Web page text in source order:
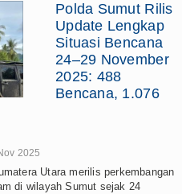
Polda Sumut Rilis
Update Lengkap
Situasi Bencana
24–29 November
2025: 488
Bencana, 1.076
2025
Utara merilis perkembangan
di wilayah Sumut sejak 24